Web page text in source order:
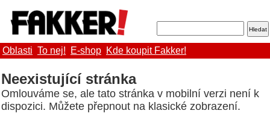
Oblasti To nej! E-shop Kde koupit Fakker!
Neexistující stránka
Omlouváme se, ale tato stránka v mobilní verzi není k
dispozici. Můžete přepnout na klasické zobrazení.